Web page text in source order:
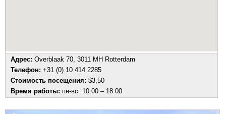
Адрес: Overblaak 70, 3011 MH Rotterdam
Телефон: +31 (0) 10 414 2285
Стоимость посещения: $3,50
Время работы: пн-вс: 10:00 – 18:00